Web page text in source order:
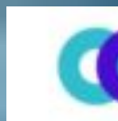
содержимому